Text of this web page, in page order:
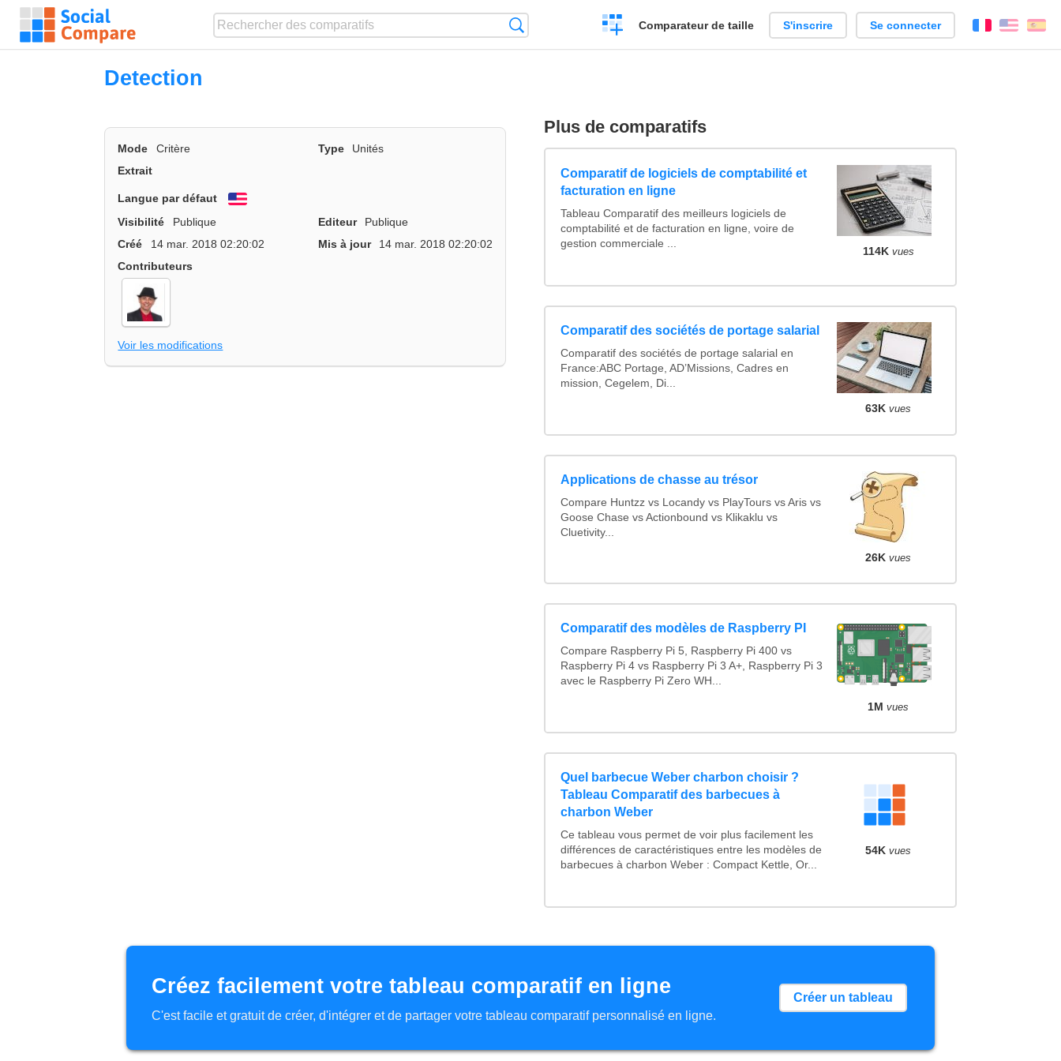
Créer
un
Comparateur de taille S'inscrire Se connecter FrançaisEnglish
Detection
Mode Critère Type
Unités
Extrait
Langue par défaut
Visibilité
Publique Editeur
Publique
Créé
14 mar. 2018 02:20:02 Mis à jour
14 mar. 2018 02:20:02
Contributeurs
Voir les modifications
Plus de comparatifs
Comparatif de logiciels de comptabilité et
facturation en ligne
Tableau Comparatif des meilleurs logiciels de
comptabilité et de facturation en ligne, voire de
gestion commerciale ...
114K vues
Comparatif des sociétés de portage salarial
Comparatif des sociétés de portage salarial en
France:ABC Portage, AD’Missions, Cadres en
mission, Cegelem, Di...
63K vues
Applications de chasse au trésor
Compare Huntzz vs Locandy vs PlayTours vs Aris vs
Goose Chase vs Actionbound vs Klikaklu vs
Cluetivity...
26K vues
Comparatif des modèles de Raspberry PI
Compare Raspberry Pi 5, Raspberry Pi 400 vs
Raspberry Pi 4 vs Raspberry Pi 3 A+, Raspberry Pi 3
avec le Raspberry Pi Zero WH...
1M vues
Quel barbecue Weber charbon choisir ?
Tableau Comparatif des barbecues à
charbon Weber
Ce tableau vous permet de voir plus facilement les
différences de caractéristiques entre les modèles de
barbecues à charbon Weber : Compact Kettle, Or...
54K vues
Créez facilement votre tableau comparatif en ligne
C'est facile et gratuit de créer, d'intégrer et de partager votre tableau comparatif personnalisé en ligne.
Créer un tableau